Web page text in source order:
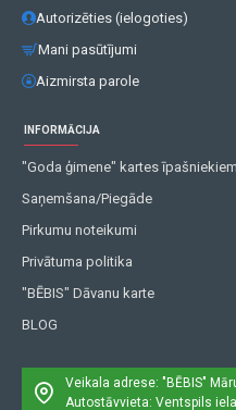
Autorizēties (ielogoties)
Mani pasūtījumi
Aizmirsta parole
INFORMĀCIJA
"Goda ģimene" kartes īpašniekiem
Saņemšana/Piegāde
Pirkumu noteikumi
Privātuma politika
"BĒBIS" Dāvanu karte
BLOG
Veikala adrese: "BĒBIS"
Autostāvvieta: Ventspils